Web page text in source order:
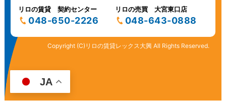
リロの賃貸 契約センター
048-650-2226
リロの売買 大宮東口店
048-643-0888
Copyright (C)リロの賃貸レックス大興 All Rights Reserved.
JA